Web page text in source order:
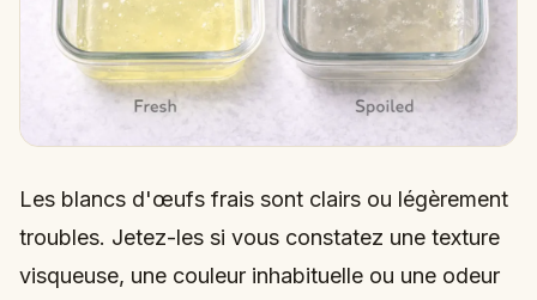
Les blancs d'œufs frais sont clairs ou légèrement
troubles. Jetez-les si vous constatez une texture
visqueuse, une couleur inhabituelle ou une odeur